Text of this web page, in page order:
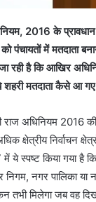
2016 के
पंचायतों में मतदाता
रही है कि आखिर
शहरी मतदाता कैसे आ
अधिनियम 2016
क्षेत्रीय निर्वाचन
ये स्पष्ट किया गया है
नगर पालिका या
तभी मिलेगा जब वह